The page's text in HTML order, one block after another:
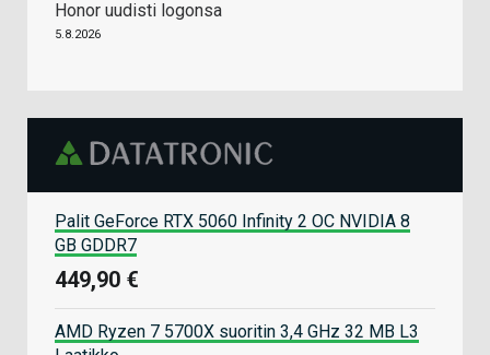
Honor uudisti logonsa
5.8.2026
Palit GeForce RTX 5060 Infinity 2 OC NVIDIA 8
GB GDDR7
449,90 €
AMD Ryzen 7 5700X suoritin 3,4 GHz 32 MB L3